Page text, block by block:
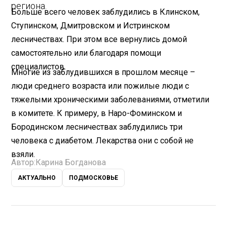
региона.
Больше всего человек заблудились в Клинском,
Ступинском, Дмитровском и Истринском
лесничествах. При этом все вернулись домой
самостоятельно или благодаря помощи
специалистов.
Многие из заблудившихся в прошлом месяце –
люди среднего возраста или пожилые люди с
тяжелыми хроническими заболеваниями, отметили
в комитете. К примеру, в Наро-Фоминском и
Бородинском лесничествах заблудились три
человека с диабетом. Лекарства они с собой не
взяли.
Автор: Карина Богданова
АКТУАЛЬНО ПОДМОСКОВЬЕ